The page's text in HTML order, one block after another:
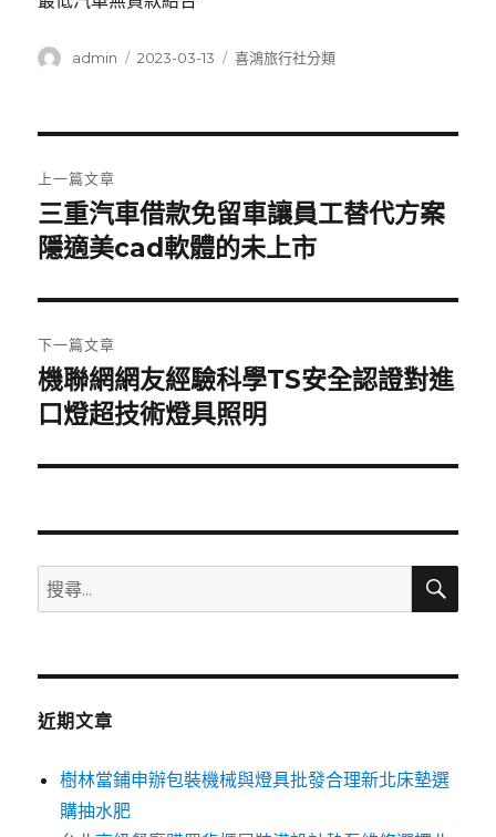
作
admin
發
2023-03-13
分
喜鴻旅行社分類
章
導
覽
上一篇文章
上
一
文
章:
三重汽車借款免留車讓員工替代方案
隱適美cad軟體的未上市
下一篇文章
下
一
文
機聯網網友經驗科學TS安全認證對進
口燈超技術燈具照明
搜
尋
鍵
搜
近期文章
樹林當鋪申辦包裝機械與燈具批發合理新北床墊選
購抽水肥